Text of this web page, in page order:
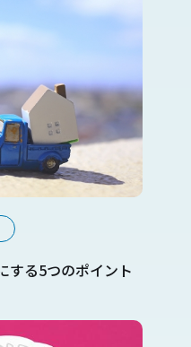
する5つのポイント